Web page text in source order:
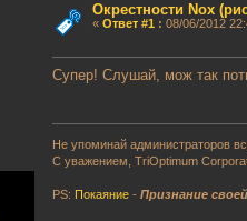
Окрестности Nox
« Ответ #1: 08/06/2012
Супер! Слушай, мож так
Не упоминай администраторов
С уважением, TriOptimum
PS: Покаяние -Признание